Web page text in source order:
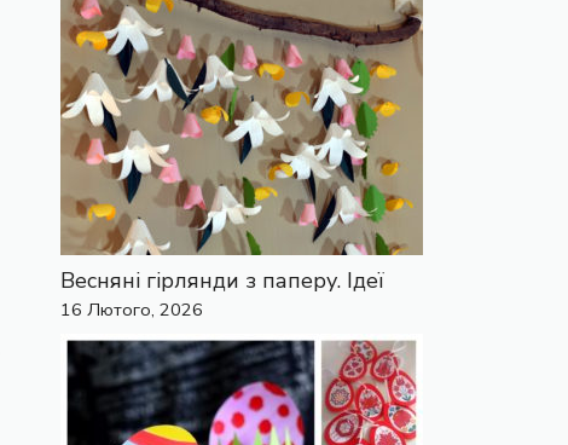
Весняні гірлянди з паперу. Ідеї
16 Лютого, 2026